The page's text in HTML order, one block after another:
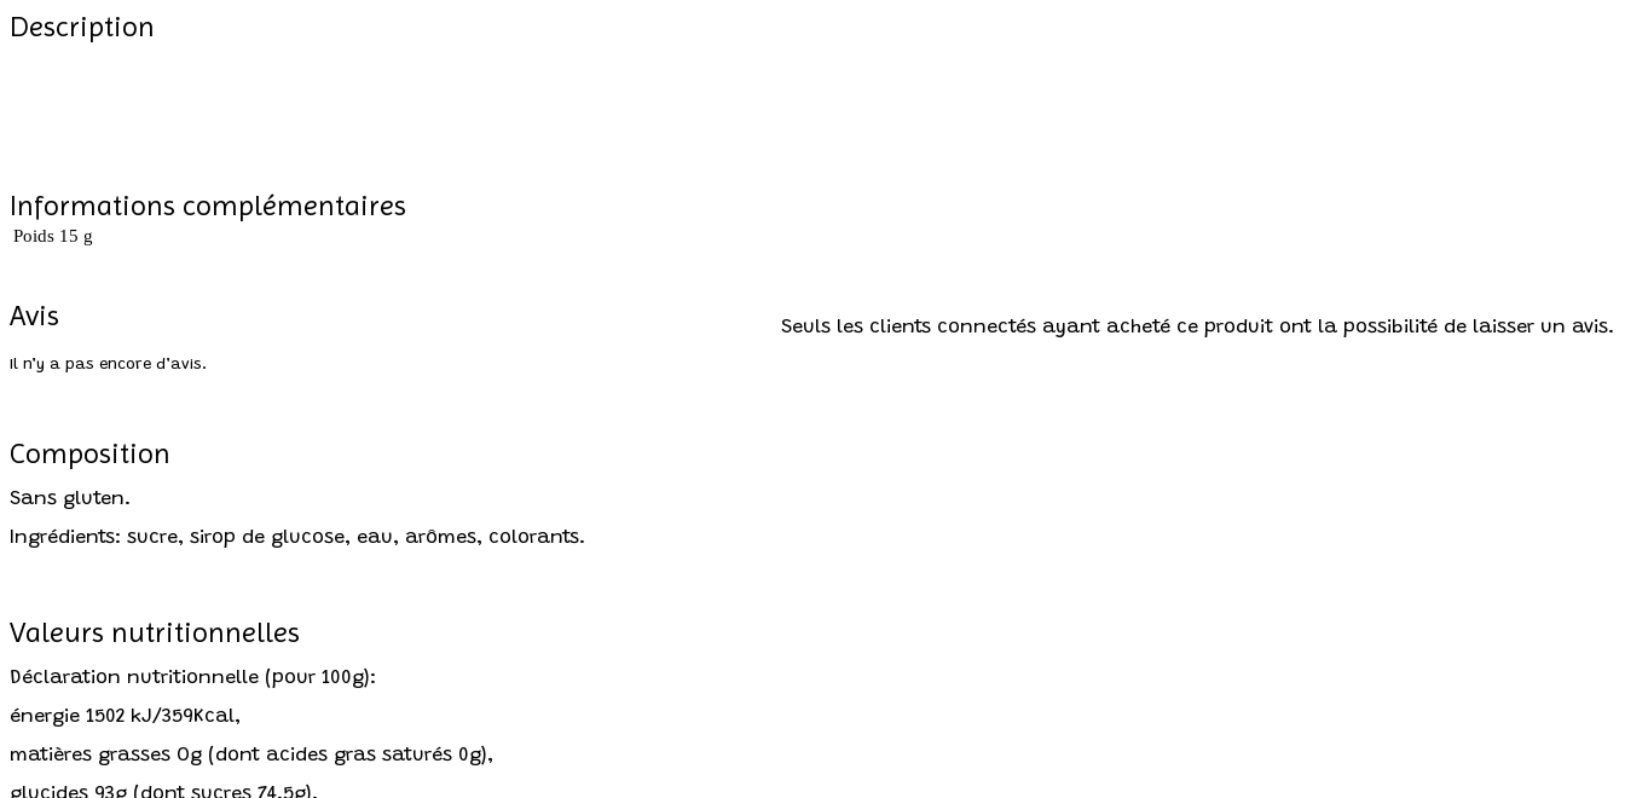
Description
Informations complémentaires
Poids 15 g
Avis
Il n’y a pas encore d’avis.
Seuls les clients connectés ayant acheté ce produit ont la possibilité de laisser un avis.
Composition
Sans gluten.
Ingrédients: sucre, sirop de glucose, eau, arômes, colorants.
Valeurs nutritionnelles
Déclaration nutritionnelle (pour 100g):
énergie 1502 kJ/359Kcal,
matières grasses Og (dont acides gras saturés 0g),
glucides 93g (dont sucres 74,5g),